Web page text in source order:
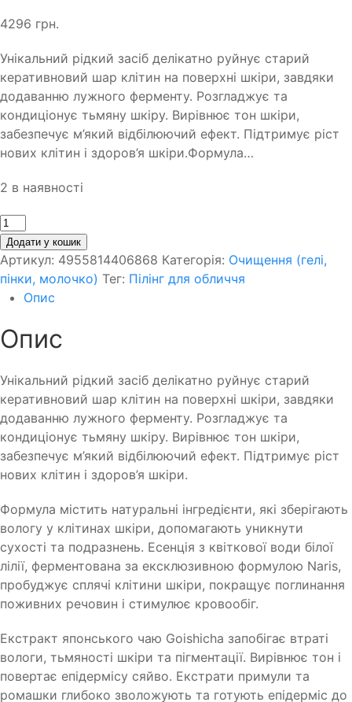
4296 грн.
Унікальний рідкий засіб делікатно руйнує старий
керативновий шар клітин на поверхні шкіри, завдяки
додаванню лужного ферменту. Розгладжує та
кондиціонує тьмяну шкіру. Вирівнює тон шкіри,
забезпечує м’який відбілюючий ефект. Підтримує ріст
нових клітин і здоров’я шкіри.Формула…
2 в наявності
Кількість
Додати у кошик
Артикул: 4955814406868 Категорія: Очищення (гелі,
пінки, молочко) Тег: Пілінг для обличчя
Опис
Опис
Унікальний рідкий засіб делікатно руйнує старий
керативновий шар клітин на поверхні шкіри, завдяки
додаванню лужного ферменту. Розгладжує та
кондиціонує тьмяну шкіру. Вирівнює тон шкіри,
забезпечує м’який відбілюючий ефект. Підтримує ріст
нових клітин і здоров’я шкіри.
Формула містить натуральні інгредієнти, які зберігають
вологу у клітинах шкіри, допомагають уникнути
сухості та подразнень. Есенція з квіткової води білої
лілії, ферментована за ексклюзивною формулою Naris,
пробуджує сплячі клітини шкіри, покращує поглинання
поживних речовин і стимулює кровообіг.
Екстракт японського чаю Goishicha запобігає втраті
вологи, тьмяності шкіри та пігментації. Вирівнює тон і
повертає епідермісу сяйво. Екстрати примули та
ромашки глибоко зволожують та готують епідерміс до